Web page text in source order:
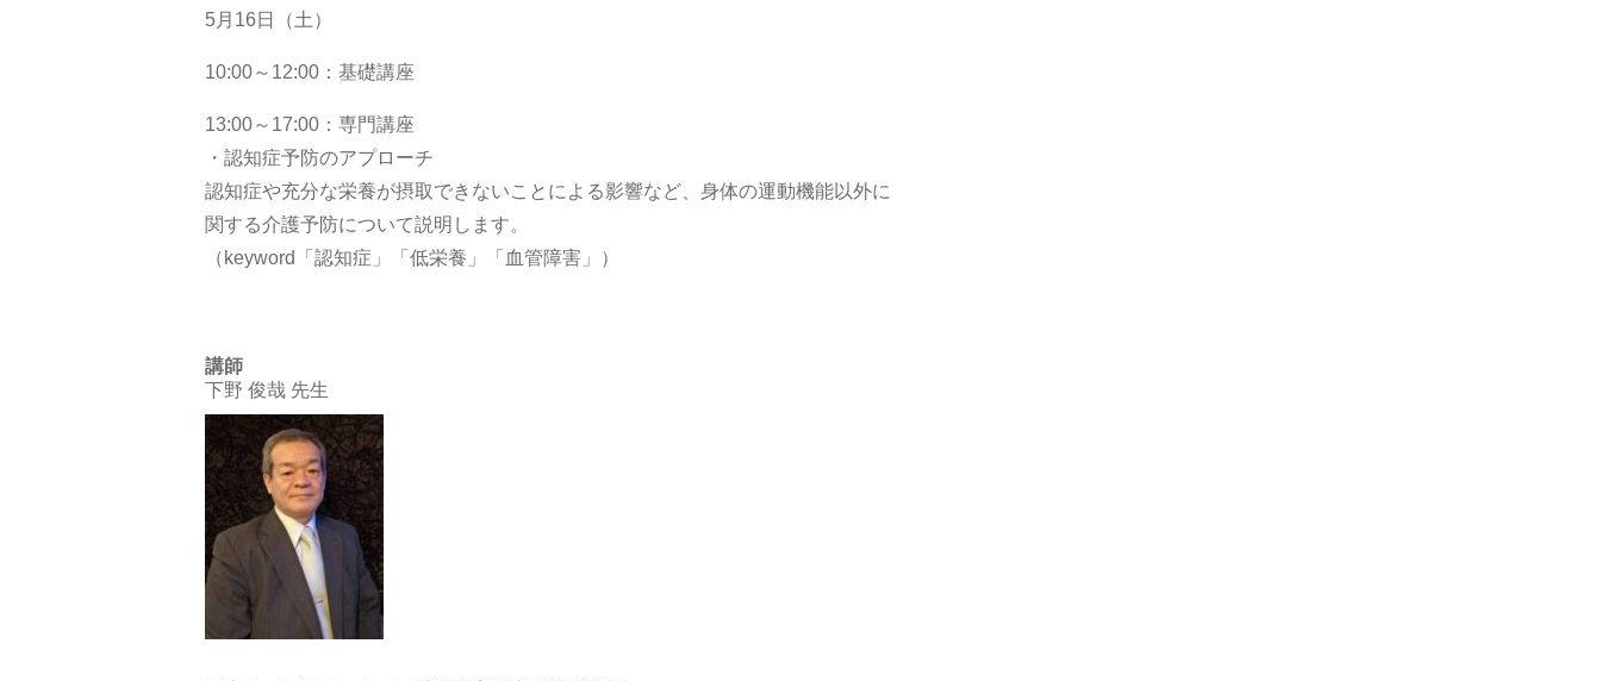
5月16日（土）
10:00～12:00：基礎講座
13:00～17:00：専門講座
・認知症予防のアプローチ
認知症や充分な栄養が摂取できないことによる影響など、身体の運動機能以外に
関する介護予防について説明します。
（keyword「認知症」「低栄養」「血管障害」）
講師
下野 俊哉 先生